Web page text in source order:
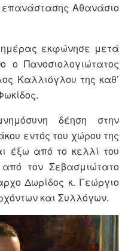
Αθανάσιο
εκφώνησε μετά
ο Πανοσιολογιώτατος
Καλλιόγλου της καθ’
δέηση στην
εντός του χώρου της
έξω από το κελλί του
τον Σεβασμιώτατο
Δωρίδος κ. Γεώργιο
και Συλλόγων.